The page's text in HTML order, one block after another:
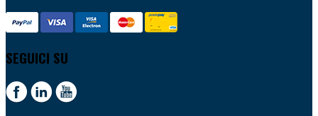
SEGUICI SU